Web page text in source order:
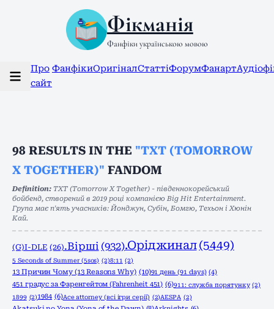
Фікманія
Фанфіки українською мовою
Про
сайт
ФанфікиОригіналСтаттіФорумФанарт
98 RESULTS IN THE "TXT (TOMORROW
X TOGETHER)" FANDOM
Definition: TXT (Tomorrow X Together) - південнокорейський
бойбенд, створений в 2019 році компанією Big Hit Entertainment.
Група має п'ять учасників: Йонджун, Субін, Бомгю, Техьон і Хюнін
Кай.
(G)I-DLE (26).Вірші (932).Оріджинал (5449)
5 Seconds of Summer (5sos) (2)8:11 (2)
13 Причин Чому (13 Reasons Why) (10)91 день (91 days) (4)
451 градус за Фаренгейтом (Fahrenheit 451) (6)911: служба порятунку (2)
1899 (2)1984 (6)Ace attorney (всі ігри серії) (2)AESPA (2)